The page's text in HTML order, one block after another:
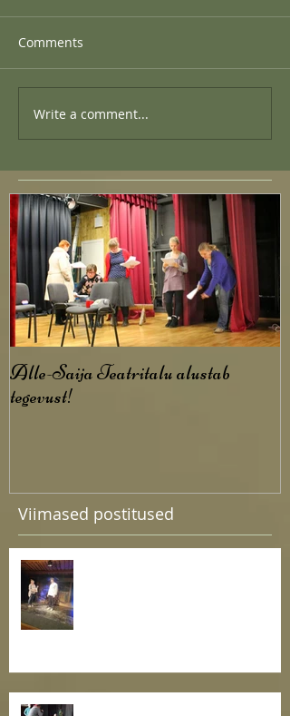
Comments
Write a comment...
Alle-Saija Teatritalu alustab
tegevust!
Viimased postitused